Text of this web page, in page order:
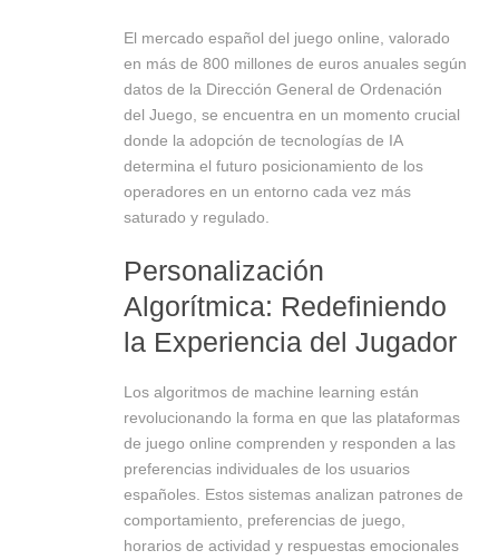
El mercado español del juego online, valorado
en más de 800 millones de euros anuales según
datos de la Dirección General de Ordenación
del Juego, se encuentra en un momento crucial
donde la adopción de tecnologías de IA
determina el futuro posicionamiento de los
operadores en un entorno cada vez más
saturado y regulado.
Personalización
Algorítmica: Redefiniendo
la Experiencia del Jugador
Los algoritmos de machine learning están
revolucionando la forma en que las plataformas
de juego online comprenden y responden a las
preferencias individuales de los usuarios
españoles. Estos sistemas analizan patrones de
comportamiento, preferencias de juego,
horarios de actividad y respuestas emocionales